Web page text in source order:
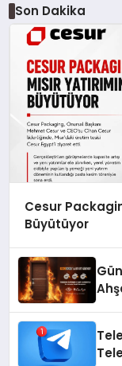
Son Dakika
Cesur
Büyütüyor